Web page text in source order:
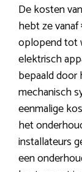
De kosten
hebt ze
oplopend tot
elektrisch
bepaald
mechanisch
eenmalige
het
installateurs
een